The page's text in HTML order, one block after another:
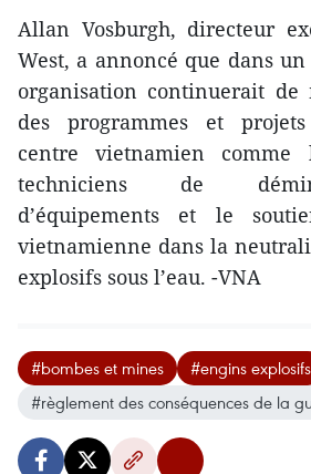
Allan Vosburgh, directeur
West, a annoncé que dans
organisation continuerait
des programmes et projets
centre vietnamien
techniciens de
d’équipements et le
vietnamienne dans la
explosifs sous l’eau. -VNA
#bombes et mines #engins explosifs
#règlement des conséquences de la